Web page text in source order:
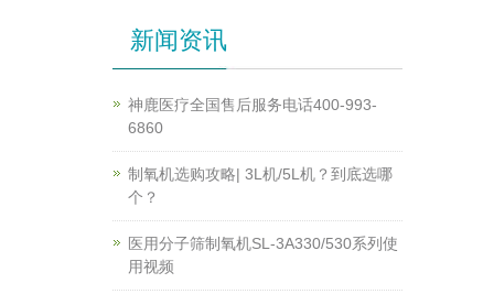
新闻资讯
神鹿医疗全国售后服务电话400-993-
6860
制氧机选购攻略| 3L机/5L机？到底选哪
个？
医用分子筛制氧机SL-3A330/530系列使
用视频